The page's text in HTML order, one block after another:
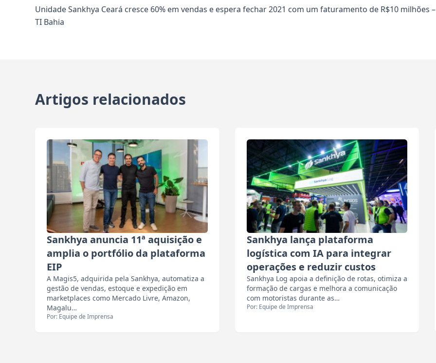
Unidade Sankhya Ceará cresce 60% em vendas e espera fechar 2021 com um faturamento de R$10 milhões –
TI Bahia
Artigos relacionados
Sankhya anuncia 11ª aquisição e
amplia o portfólio da plataforma
EIP
A Magis5, adquirida pela Sankhya, automatiza a
gestão de vendas, estoque e expedição em
marketplaces como Mercado Livre, Amazon,
Magalu…
Por: Equipe de Imprensa
Sankhya lança plataforma
logística com IA para integrar
operações e reduzir custos
Sankhya Log apoia a definição de rotas, otimiza a
formação de cargas e melhora a comunicação
com motoristas durante as…
Por: Equipe de Imprensa